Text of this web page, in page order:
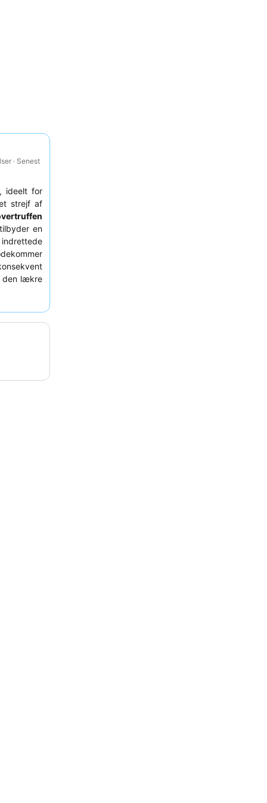
· Senest
ideelt for
strejf af
en
den lækre
med